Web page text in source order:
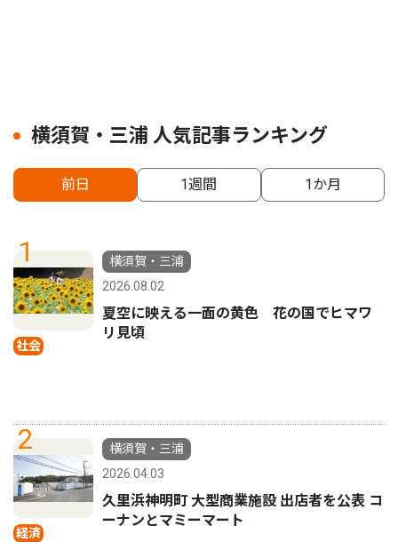
横須賀・三浦 人気記事ランキング
前日 1週間 1か月
1
社会
横須賀・三浦
2026.08.02
夏空に映える一面の黄色 花の国でヒマワ
リ見頃
2
経済
横須賀・三浦
2026.04.03
久里浜神明町 大型商業施設 出店者を公表 コ
ーナンとマミーマート